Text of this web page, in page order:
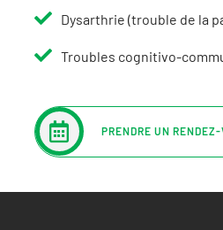
Dysarthrie (trouble de la
Troubles cognitivo-
PRENDRE UN RENDEZ-